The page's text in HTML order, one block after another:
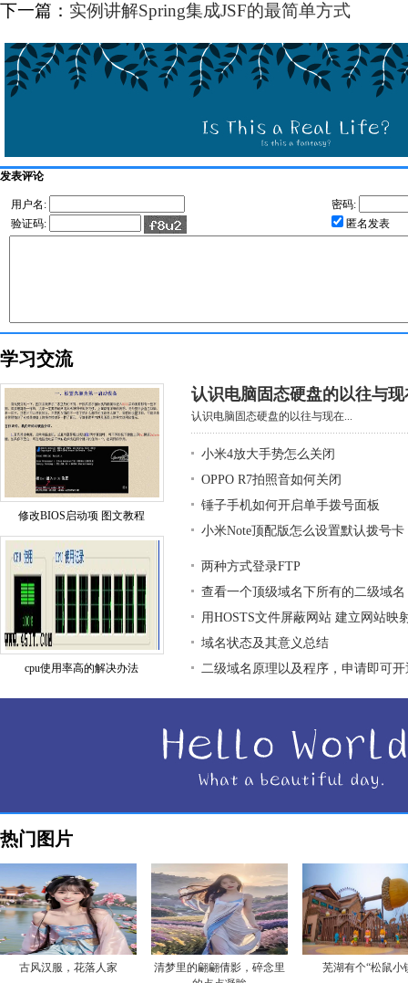
下一篇： 实例讲解Spring集成JSF的最简单方式
发表评论
用户名:
密码:
验证码:
匿名发表
学习交流
修改BIOS启动项 图文教程
cpu使用率高的解决办法
认识电脑固态硬盘的以往与现
认识电脑固态硬盘的以往与现在...
小米4放大手势怎么关闭
OPPO R7拍照音如何关闭
锤子手机如何开启单手拨号面板
小米Note顶配版怎么设置默认拨号卡
两种方式登录FTP
查看一个顶级域名下所有的二级域名
用HOSTS文件屏蔽网站 建立网站映
域名状态及其意义总结
二级域名原理以及程序，申请即可开
热门图片
古风汉服，花落人家
清梦里的翩翩倩影，碎念里
芜湖有个“松鼠小